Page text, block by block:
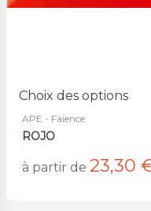
Choix des options
APE - Faience
ROJO
à partir de 23,30